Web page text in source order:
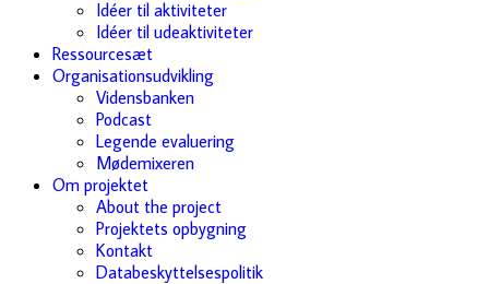
Idéer til aktiviteter
Idéer til udeaktiviteter
Ressourcesæt
Organisationsudvikling
Vidensbanken
Podcast
Legende evaluering
Mødemixeren
Om projektet
About the project
Projektets opbygning
Kontakt
Databeskyttelsespolitik